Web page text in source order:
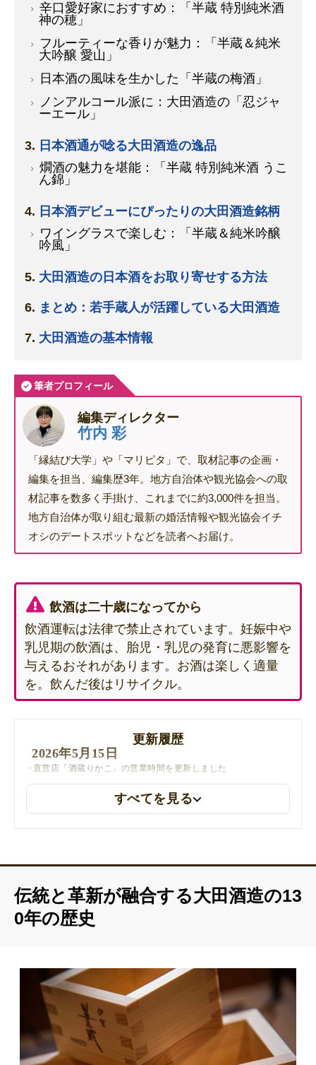
辛口愛好家におすすめ：「半蔵 特別純米酒
神の穂」
フルーティーな香りが魅力：「半蔵＆純米
大吟醸 愛山」
日本酒の風味を生かした「半蔵の梅酒」
ノンアルコール派に：大田酒造の「忍ジャ
ーエール」
日本酒通が唸る大田酒造の逸品
燗酒の魅力を堪能：「半蔵 特別純米酒 うこ
ん錦」
日本酒デビューにぴったりの大田酒造銘柄
ワイングラスで楽しむ：「半蔵＆純米吟醸
吟風」
大田酒造の日本酒をお取り寄せする方法
まとめ：若手蔵人が活躍している大田酒造
大田酒造の基本情報
筆者プロフィール
編集ディレクター
竹内 彩
「縁結び大学」や「マリピタ」で、取材記事の企画・
編集を担当、編集歴3年。地方自治体や観光協会への取
材記事を数多く手掛け、これまでに約3,000件を担当。
地方自治体が取り組む最新の婚活情報や観光協会イチ
オシのデートスポットなどを読者へお届け。
飲酒は二十歳になってから
飲酒運転は法律で禁止されています。妊娠中や
乳児期の飲酒は、胎児・乳児の発育に悪影響を
与えるおそれがあります。お酒は楽しく適量
を。飲んだ後はリサイクル。
更新履歴
2026年5月15日
直営店「酒蔵りかこ」の営業時間を更新しました
すべてを見る
伝統と革新が融合する大田酒造の13
0年の歴史